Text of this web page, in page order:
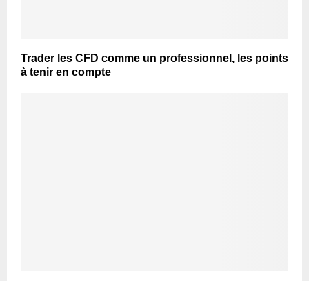
Trader les CFD comme un professionnel, les points
à tenir en compte